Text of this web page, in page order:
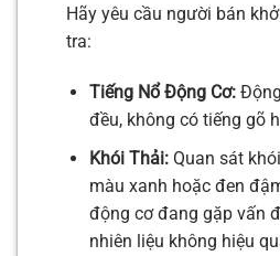
Hãy yêu cầu người bán
tra:
Tiếng Nổ Động Cơ:Động
đều, không có tiếng gõ
Khói Thải:Quan sát
màu xanh hoặc đen
động cơ đang gặp vấn
nhiên liệu không hiệu